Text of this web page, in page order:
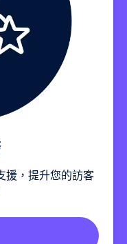
援，提升您的訪客